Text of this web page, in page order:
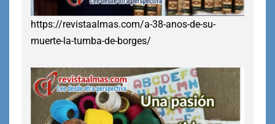
https://revistaalmas.com/a-38-anos-de-su-
muerte-la-tumba-de-borges/